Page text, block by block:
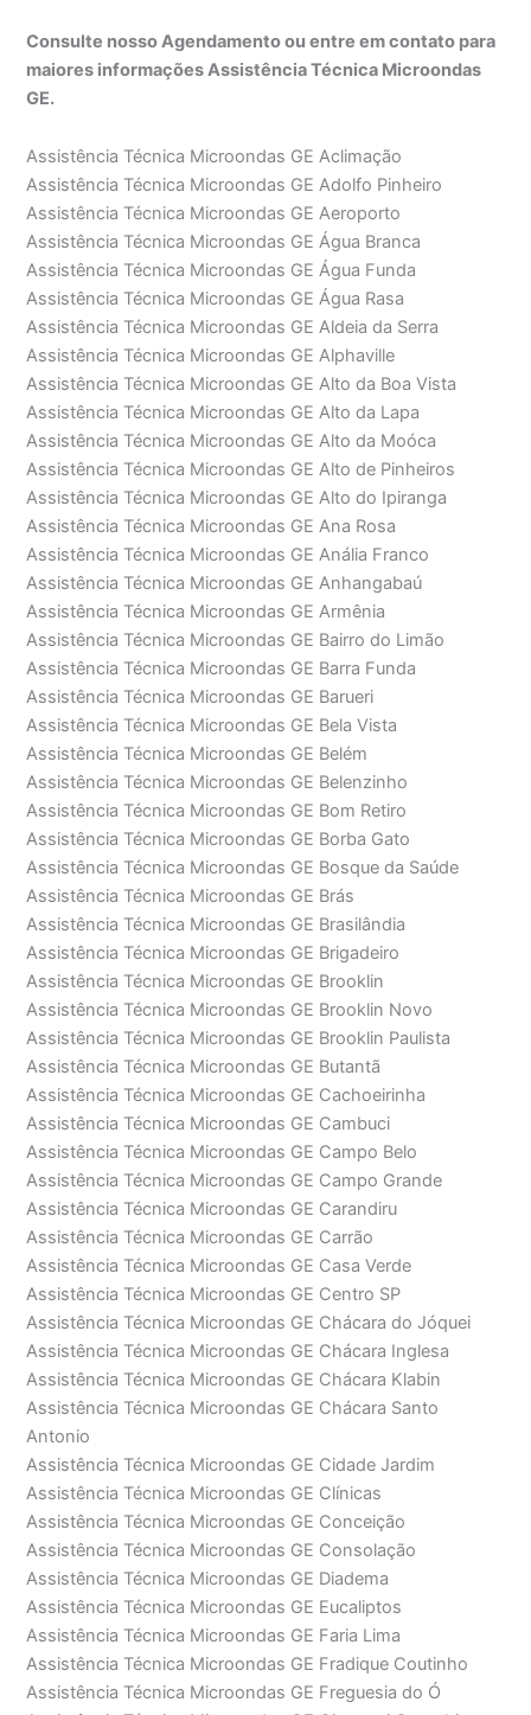
Consulte nosso Agendamento ou entre em contato para
maiores informações Assistência Técnica Microondas
GE.
Assistência Técnica Microondas GE Aclimação
Assistência Técnica Microondas GE Adolfo Pinheiro
Assistência Técnica Microondas GE Aeroporto
Assistência Técnica Microondas GE Água Branca
Assistência Técnica Microondas GE Água Funda
Assistência Técnica Microondas GE Água Rasa
Assistência Técnica Microondas GE Aldeia da Serra
Assistência Técnica Microondas GE Alphaville
Assistência Técnica Microondas GE Alto da Boa Vista
Assistência Técnica Microondas GE Alto da Lapa
Assistência Técnica Microondas GE Alto da Moóca
Assistência Técnica Microondas GE Alto de Pinheiros
Assistência Técnica Microondas GE Alto do Ipiranga
Assistência Técnica Microondas GE Ana Rosa
Assistência Técnica Microondas GE Anália Franco
Assistência Técnica Microondas GE Anhangabaú
Assistência Técnica Microondas GE Armênia
Assistência Técnica Microondas GE Bairro do Limão
Assistência Técnica Microondas GE Barra Funda
Assistência Técnica Microondas GE Barueri
Assistência Técnica Microondas GE Bela Vista
Assistência Técnica Microondas GE Belém
Assistência Técnica Microondas GE Belenzinho
Assistência Técnica Microondas GE Bom Retiro
Assistência Técnica Microondas GE Borba Gato
Assistência Técnica Microondas GE Bosque da Saúde
Assistência Técnica Microondas GE Brás
Assistência Técnica Microondas GE Brasilândia
Assistência Técnica Microondas GE Brigadeiro
Assistência Técnica Microondas GE Brooklin
Assistência Técnica Microondas GE Brooklin Novo
Assistência Técnica Microondas GE Brooklin Paulista
Assistência Técnica Microondas GE Butantã
Assistência Técnica Microondas GE Cachoeirinha
Assistência Técnica Microondas GE Cambuci
Assistência Técnica Microondas GE Campo Belo
Assistência Técnica Microondas GE Campo Grande
Assistência Técnica Microondas GE Carandiru
Assistência Técnica Microondas GE Carrão
Assistência Técnica Microondas GE Casa Verde
Assistência Técnica Microondas GE Centro SP
Assistência Técnica Microondas GE Chácara do Jóquei
Assistência Técnica Microondas GE Chácara Inglesa
Assistência Técnica Microondas GE Chácara Klabin
Assistência Técnica Microondas GE Chácara Santo
Antonio
Assistência Técnica Microondas GE Cidade Jardim
Assistência Técnica Microondas GE Clínicas
Assistência Técnica Microondas GE Conceição
Assistência Técnica Microondas GE Consolação
Assistência Técnica Microondas GE Diadema
Assistência Técnica Microondas GE Eucaliptos
Assistência Técnica Microondas GE Faria Lima
Assistência Técnica Microondas GE Fradique Coutinho
Assistência Técnica Microondas GE Freguesia do Ó